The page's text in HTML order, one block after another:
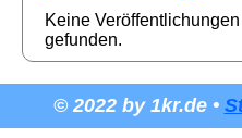
Keine
gefunden.
© 2022 by 1kr.de •